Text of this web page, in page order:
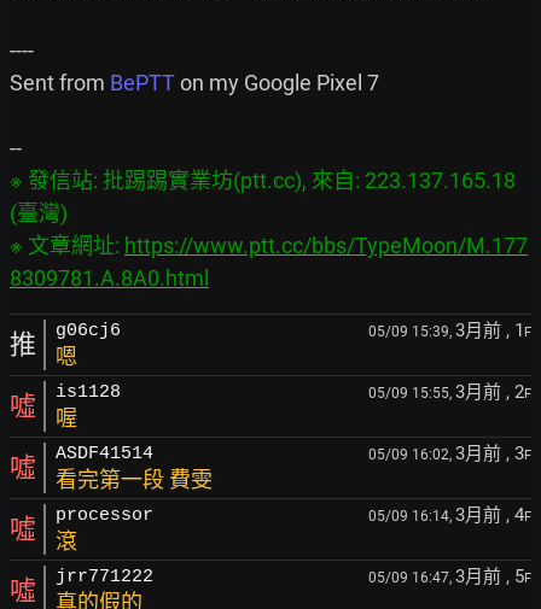
----
Sent from BePTT on my Google Pixel 7
※ 發信站: 批踢踢實業坊(ptt.cc), 來自: 223.137.165.18
(臺灣)
※ 文章網址: https://www.ptt.cc/bbs/TypeMoon/M.177
8309781.A.8A0.html
推 g06cj6 05/09 15:39, 3月前 , 1 F
嗯
噓 is1128 05/09 15:55, 3月前 , 2F
喔
噓 ASDF41514 05/09 16:02, 3月前 , 3F
看完第一段 費雯
噓 processor 05/09 16:14, 3月前 , 4F
滾
噓 jrr771222 05/09 16:47, 3月前 , 5F
真的假的